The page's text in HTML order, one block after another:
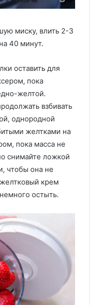
миску, влить 2-3
40 минут.
оставить для
пока
желтой.
взбивать
однородной
желтками на
пока масса не
снимайте ложкой
чтобы она не
крем
остыть.